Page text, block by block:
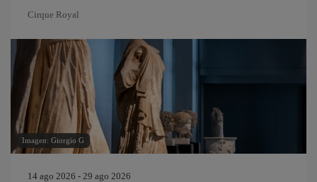
Cirque Royal
Imagen: Giorgio G
14 ago 2026 - 29 ago 2026